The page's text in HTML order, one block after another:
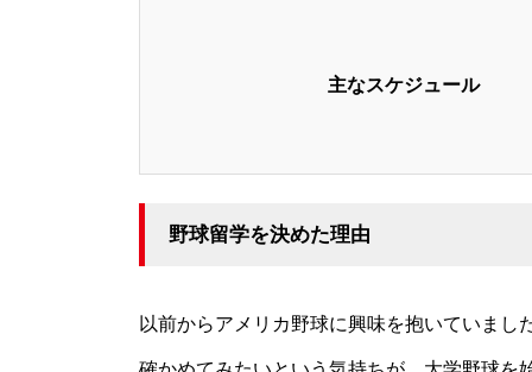
主なスケジュール
野球留学を決めた理由
以前からアメリカ野球に興味を抱いていま